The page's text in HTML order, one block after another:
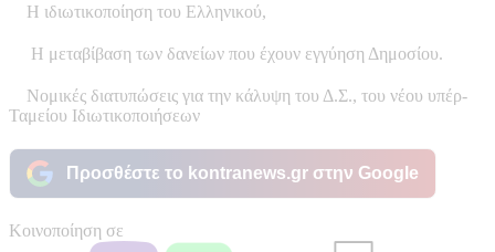
Η ιδιωτικοποίηση του Ελληνικού,
Η μεταβίβαση των δανείων που έχουν εγγύηση Δημοσίου.
Νομικές διατυπώσεις για την κάλυψη του Δ.Σ., του νέου υπέρ-
Ταμείου Ιδιωτικοποιήσεων
Προσθέστε το kontranews.gr στην Google
Κοινοποίηση σε